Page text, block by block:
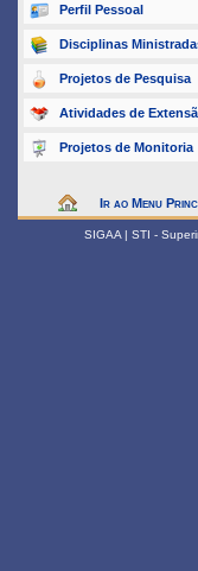
Perfil Pessoal
Disciplinas
Projetos de Pesquisa
Atividades de
Projetos de Monitoria
Ir ao Menu
SIGAA | STI -